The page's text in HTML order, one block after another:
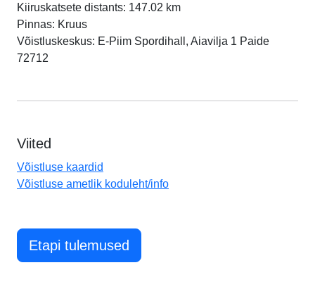
Kiiruskatsete distants: 147.02 km
Pinnas: Kruus
Võistluskeskus: E-Piim Spordihall, Aiavilja 1 Paide
72712
Viited
Võistluse kaardid
Võistluse ametlik koduleht/info
Etapi tulemused